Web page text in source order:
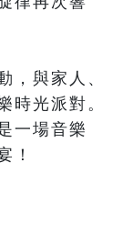
，與家人、
時光派對。
一場音樂
！